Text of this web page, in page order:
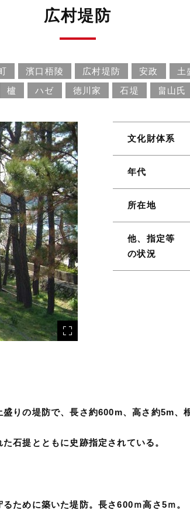
広村堤防
濱口梧陵 広村堤防 安政 土
櫨 ハゼ 徳川家 石堤 畠山氏
文化財体系
年代
所在地
他、指定等
の状況
りの堤防で、長さ約600m、高さ約5m、
石提とともに史跡指定されている。
ために築いた堤防。長さ600ｍ高さ5ｍ。